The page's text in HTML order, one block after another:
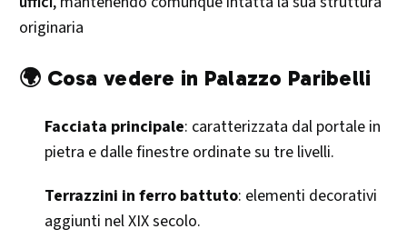
originaria
🌍 Cosa vedere in Palazzo Paribelli
Facciata principale: caratterizzata dal portale in
pietra e dalle finestre ordinate su tre livelli.
Terrazzini in ferro battuto: elementi decorativi
aggiunti nel XIX secolo.